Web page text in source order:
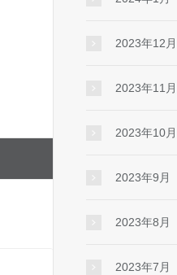
2023年12月
2023年11月
2023年10月
2023年9月
2023年8月
2023年7月